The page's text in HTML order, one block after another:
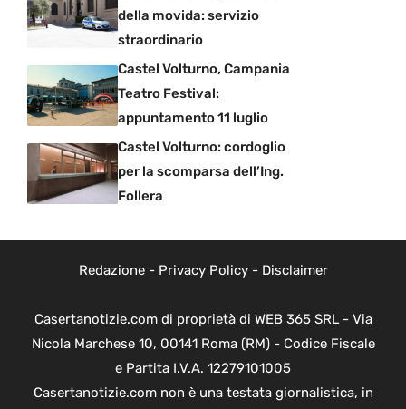
della movida: servizio
straordinario
Castel Volturno, Campania
Teatro Festival:
appuntamento 11 luglio
Castel Volturno: cordoglio
per la scomparsa dell’Ing.
Follera
Redazione- Privacy Policy- Disclaimer
Casertanotizie.com di proprietà di WEB 365 SRL - Via
Nicola Marchese 10, 00141 Roma (RM) - Codice Fiscale
e Partita I.V.A. 12279101005
Casertanotizie.com non è una testata giornalistica, in